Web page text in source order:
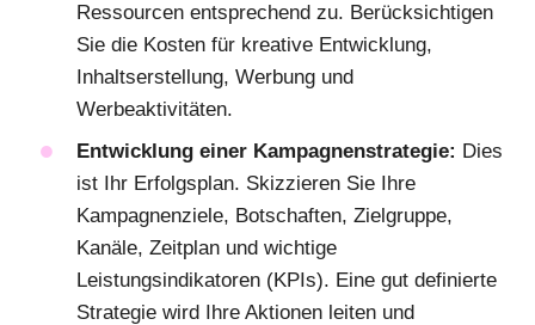
Ressourcen entsprechend zu. Berücksichtigen
Sie die Kosten für kreative Entwicklung,
Inhaltserstellung, Werbung und
Werbeaktivitäten.
Entwicklung einer Kampagnenstrategie: Dies
ist Ihr Erfolgsplan. Skizzieren Sie Ihre
Kampagnenziele, Botschaften, Zielgruppe,
Kanäle, Zeitplan und wichtige
Leistungsindikatoren (KPIs). Eine gut definierte
Strategie wird Ihre Aktionen leiten und